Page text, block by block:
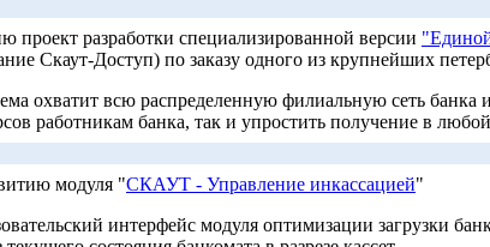
проект разработки специализированной версии
Скаут-Доступ) по заказу одного из крупнейших
охватит всю распределенную филиальную сеть
работникам банка, так и упростить получение в
модуля "СКАУТ - Управление инкассацией"
интерфейс модуля оптимизации загрузки